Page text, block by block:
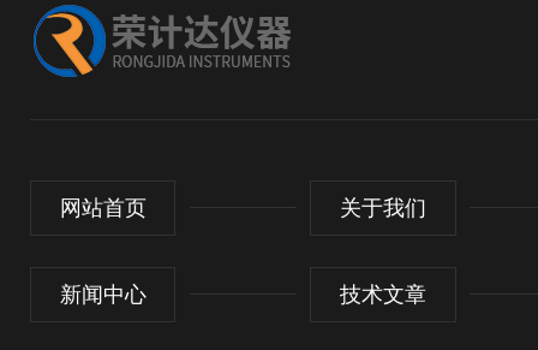
网站首页 关于我们
新闻中心 技术文章